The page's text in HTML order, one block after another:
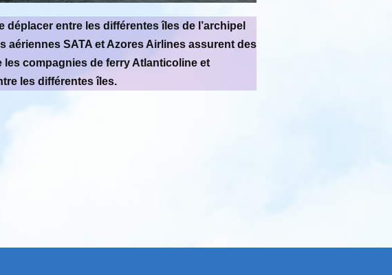
entre les différentes îles de l’archipel
aériennes SATA et Azores Airlines assurent des
compagnies de ferry Atlanticoline et
les différentes îles.